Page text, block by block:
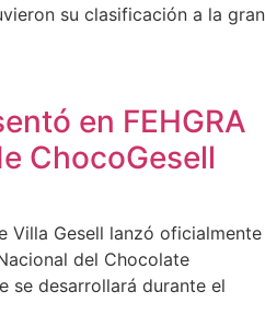
su clasificación a la gran
en FEHGRA
ChocoGesell
Villa Gesell lanzó oficialmente
del Chocolate
se desarrollará durante el